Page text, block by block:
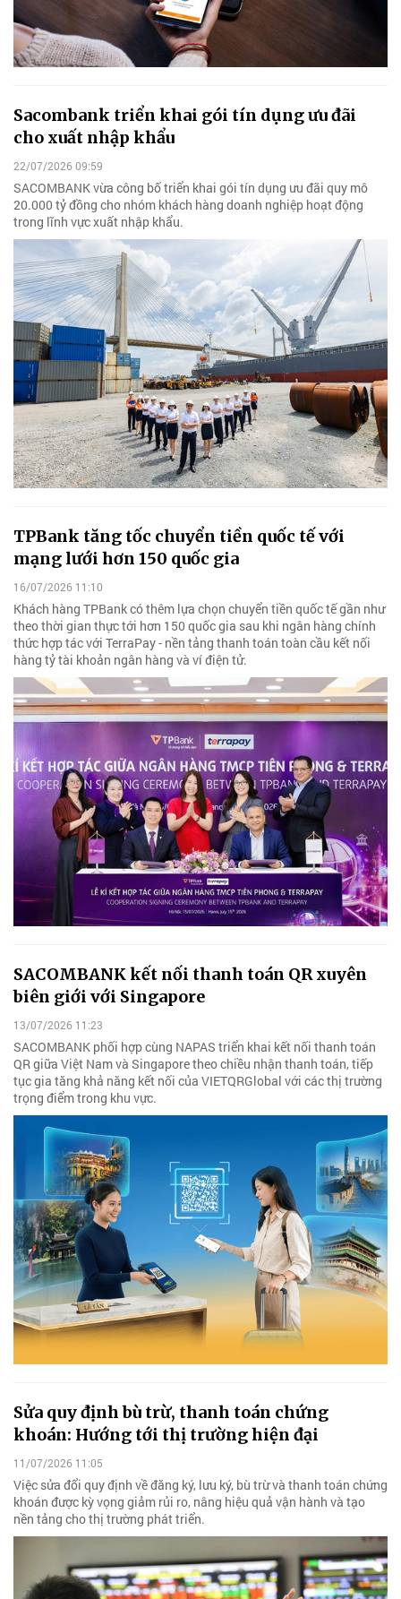
Sacombank triển khai gói tín dụng ưu đãi
cho xuất nhập khẩu
22/07/2026 09:59
SACOMBANK vừa công bố triển khai gói tín dụng ưu đãi quy mô
20.000 tỷ đồng cho nhóm khách hàng doanh nghiệp hoạt động
trong lĩnh vực xuất nhập khẩu.
TPBank tăng tốc chuyển tiền quốc tế với
mạng lưới hơn 150 quốc gia
16/07/2026 11:10
Khách hàng TPBank có thêm lựa chọn chuyển tiền quốc tế gần như
theo thời gian thực tới hơn 150 quốc gia sau khi ngân hàng chính
thức hợp tác với TerraPay - nền tảng thanh toán toàn cầu kết nối
hàng tỷ tài khoản ngân hàng và ví điện tử.
SACOMBANK kết nối thanh toán QR xuyên
biên giới với Singapore
13/07/2026 11:23
SACOMBANK phối hợp cùng NAPAS triển khai kết nối thanh toán
QR giữa Việt Nam và Singapore theo chiều nhận thanh toán, tiếp
tục gia tăng khả năng kết nối của VIETQRGlobal với các thị trường
trọng điểm trong khu vực.
Sửa quy định bù trừ, thanh toán chứng
khoán: Hướng tới thị trường hiện đại
11/07/2026 11:05
Việc sửa đổi quy định về đăng ký, lưu ký, bù trừ và thanh toán chứng
khoán được kỳ vọng giảm rủi ro, nâng hiệu quả vận hành và tạo
nền tảng cho thị trường phát triển.